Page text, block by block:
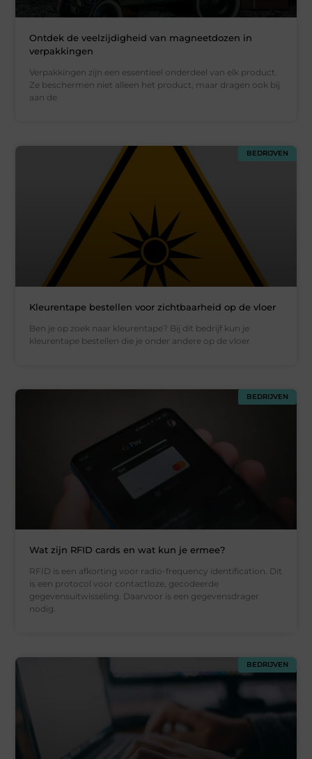
Ontdek de veelzijdigheid van magneetdozen in
verpakkingen
Verpakkingen zijn een essentieel onderdeel van elk product.
Ze beschermen niet alleen het product, maar dragen ook bij
aan de
BEDRIJVEN
Kleurentape bestellen voor zichtbaarheid op de vloer
Ben je op zoek naar kleurentape? Bij dit bedrijf kun je
kleurentape bestellen die je onder andere op de vloer
BEDRIJVEN
Wat zijn RFID cards en wat kun je ermee?
RFID is een afkorting voor radio-frequency identification. Dit
is een protocol voor contactloze, gecodeerde
gegevensuitwisseling. Daarvoor is een gegevensdrager
nodig.
BEDRIJVEN